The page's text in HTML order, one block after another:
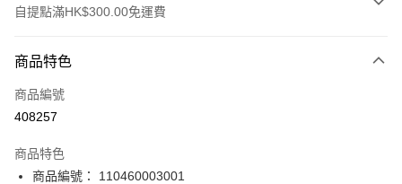
自提點滿HK$300.00免運費
信用卡
Apple Pay
PayMe
商品特色
商品編號
408257
商品特色
商品編號： 110460003001